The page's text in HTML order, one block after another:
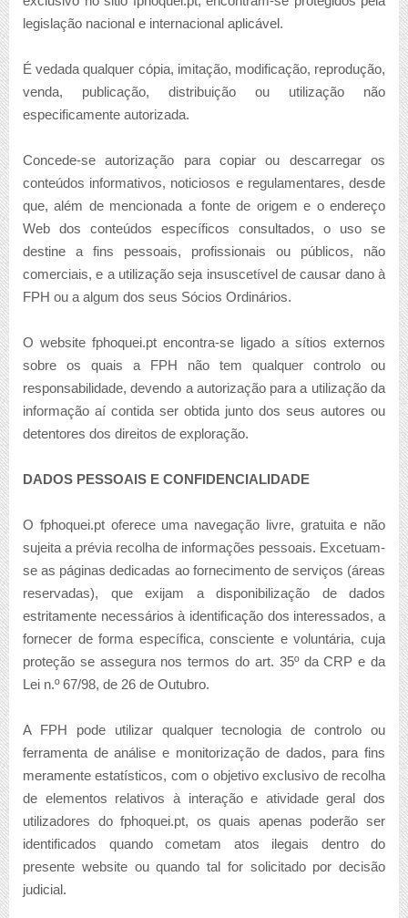
legislação nacional e internacional aplicável.
É vedada qualquer cópia, imitação, modificação, reprodução,
venda, publicação, distribuição ou utilização não
especificamente autorizada.
Concede-se autorização para copiar ou descarregar os
conteúdos informativos, noticiosos e regulamentares, desde
que, além de mencionada a fonte de origem e o endereço
Web dos conteúdos específicos consultados, o uso se
destine a fins pessoais, profissionais ou públicos, não
comerciais, e a utilização seja insuscetível de causar dano à
FPH ou a algum dos seus Sócios Ordinários.
O website fphoquei.pt encontra-se ligado a sítios externos
sobre os quais a FPH não tem qualquer controlo ou
responsabilidade, devendo a autorização para a utilização da
informação aí contida ser obtida junto dos seus autores ou
detentores dos direitos de exploração.
DADOS PESSOAIS E CONFIDENCIALIDADE
O fphoquei.pt oferece uma navegação livre, gratuita e não
sujeita a prévia recolha de informações pessoais. Excetuam-
se as páginas dedicadas ao fornecimento de serviços (áreas
reservadas), que exijam a disponibilização de dados
estritamente necessários à identificação dos interessados, a
fornecer de forma específica, consciente e voluntária, cuja
proteção se assegura nos termos do art. 35º da CRP e da
Lei n.º 67/98, de 26 de Outubro.
A FPH pode utilizar qualquer tecnologia de controlo ou
ferramenta de análise e monitorização de dados, para fins
meramente estatísticos, com o objetivo exclusivo de recolha
de elementos relativos à interação e atividade geral dos
utilizadores do fphoquei.pt, os quais apenas poderão ser
identificados quando cometam atos ilegais dentro do
presente website ou quando tal for solicitado por decisão
judicial.